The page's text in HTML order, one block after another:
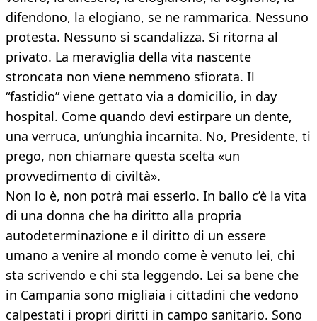
difendono, la elogiano, se ne rammarica. Nessuno
protesta. Nessuno si scandalizza. Si ritorna al
privato. La meraviglia della vita nascente
stroncata non viene nemmeno sfiorata. Il
“fastidio” viene gettato via a domicilio, in day
hospital. Come quando devi estirpare un dente,
una verruca, un’unghia incarnita. No, Presidente, ti
prego, non chiamare questa scelta «un
provvedimento di civiltà».
Non lo è, non potrà mai esserlo. In ballo c’è la vita
di una donna che ha diritto alla propria
autodeterminazione e il diritto di un essere
umano a venire al mondo come è venuto lei, chi
sta scrivendo e chi sta leggendo. Lei sa bene che
in Campania sono migliaia i cittadini che vedono
calpestati i propri diritti in campo sanitario. Sono